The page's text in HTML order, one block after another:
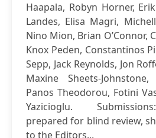
Haapala, Robyn Horner,
Landes, Elisa Magri,
Nino Mion, Brian O’Connor,
Knox Peden, Constantinos
Sepp, Jack Reynolds, Jon
Maxine Sheets-
Panos Theodorou, Fotini
Yazicioglu.
prepared for blind review,
to the Editors...